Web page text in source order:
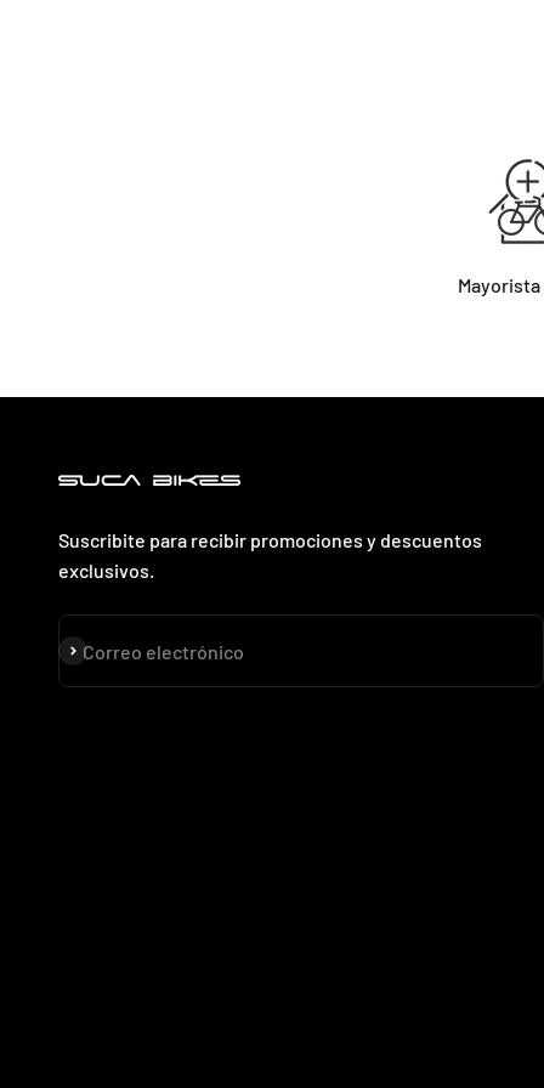
Suscribite para recibir promociones y descuentos
exclusivos.
Correo electrónico
Suscribirse